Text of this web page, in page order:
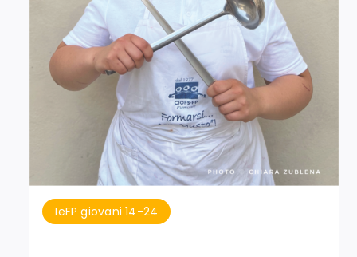
IeFP giovani 14-24